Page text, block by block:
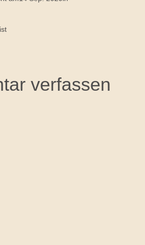
verfassen